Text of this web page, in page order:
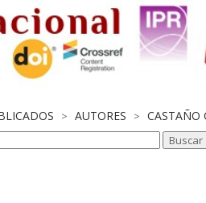
> AUTORES > CASTAÑO